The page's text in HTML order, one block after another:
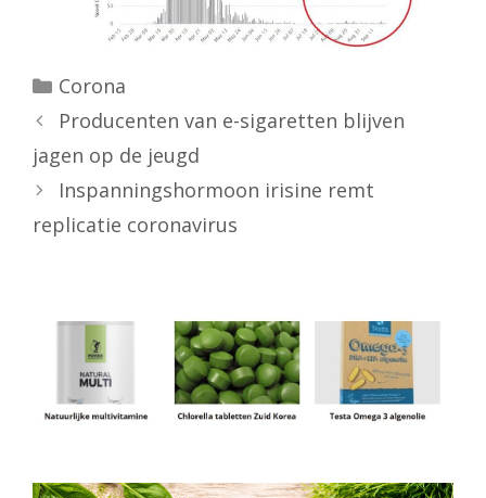
Categorieën
Corona
Producenten van e-sigaretten blijven
jagen op de jeugd
Inspanningshormoon irisine remt
replicatie coronavirus